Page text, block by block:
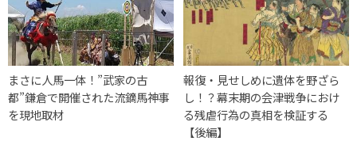
まさに人馬一体！”武家の古
都”鎌倉で開催された流鏑馬神事
を現地取材
報復・見せしめに遺体を野ざら
し！？幕末期の会津戦争におけ
る残虐行為の真相を検証する
【後編】